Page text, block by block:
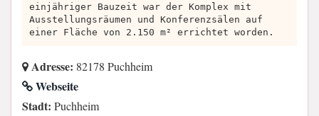
einjähriger Bauzeit war der Komplex mit
Ausstellungsräumen und Konferenzsälen auf
einer Fläche von 2.150 m² errichtet worden.
Adresse: 82178 Puchheim
Webseite
Stadt: Puchheim